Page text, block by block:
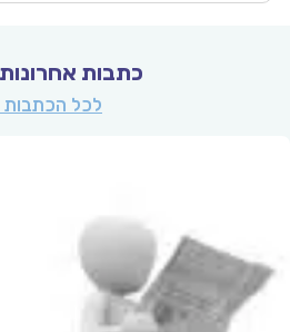
כתבות
לכל הכתבות